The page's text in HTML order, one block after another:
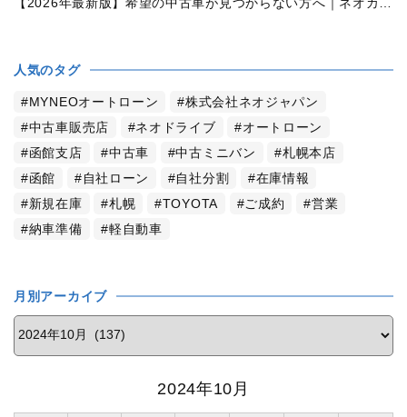
人気のタグ
MYNEOオートローン
株式会社ネオジャパン
中古車販売店
ネオドライブ
オートローン
函館支店
中古車 中古ミニバン
札幌本店
函館
自社ローン 自社分割
在庫情報
新規在庫
札幌 TOYOTA ご成約
営業
納車準備
軽自動車
月別アーカイブ
2024年10月